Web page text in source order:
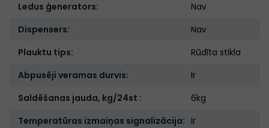
Ledus ģenerators:
Nav
Dispensers:
Nav
Plauktu tips:
Rūdīta stikla
Abpusēji veramas durvis:
Ir
Saldēšanas jauda, kg/24st :
6kg
Temperatūras izmaiņas signalizācija: Ir